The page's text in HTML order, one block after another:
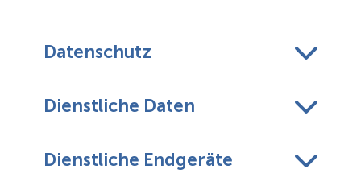
Datenschutz
Dienstliche Daten
Dienstliche Endgeräte